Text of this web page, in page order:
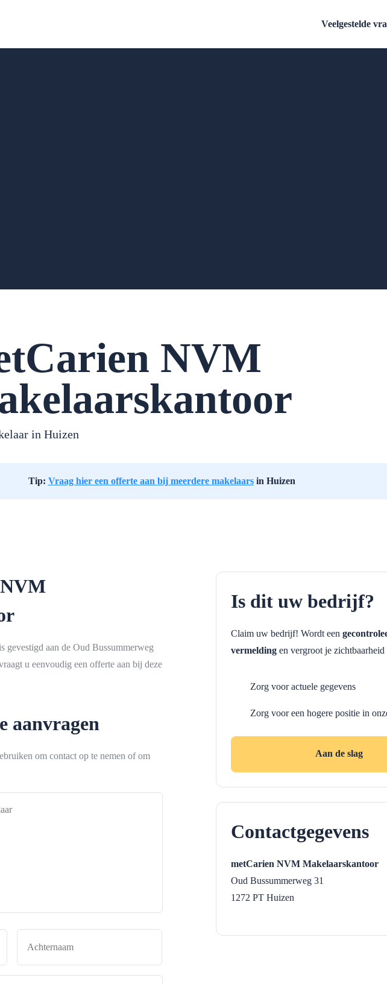
Veelgestelde
NVM
in Huizen
Tip: Vraag hier een offerte aan bij meerdere makelaarsin Huizen
aan de Oud Bussummerweg
u eenvoudig een offerte aan bij deze
aanvragen
om contact op te nemen of om
Is dit uw bedrijf?
Claim uw bedrijf! Wordt een
vermelding en vergroot je zichtbaarheid
Zorg voor actuele gegevens
Zorg voor een hogere positie in
Aan de slag
Contactgegevens
metCarien NVM Makelaarskantoor
Oud Bussummerweg 31
1272 PT Huizen